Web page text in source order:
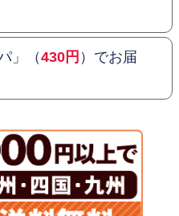
」（430円 ）でお届